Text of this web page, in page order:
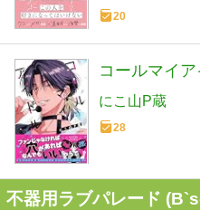
20
コールマイ
にこ山P蔵
28
不器用ラブパレード